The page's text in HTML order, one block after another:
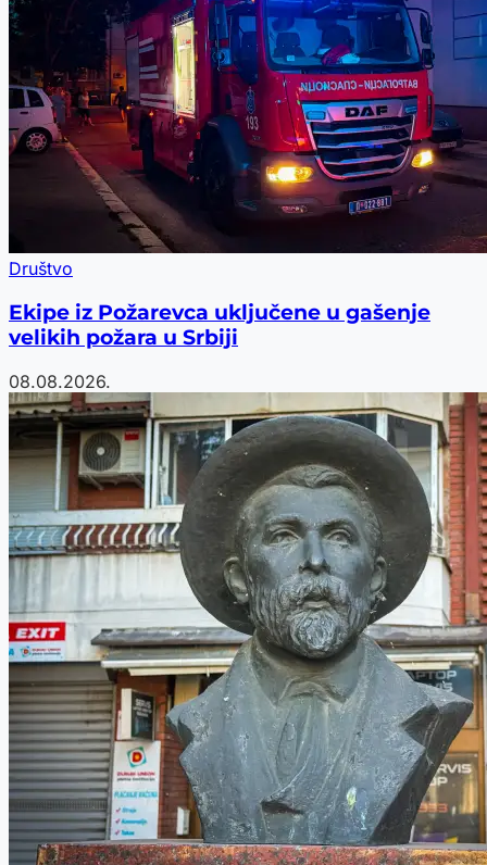
Društvo
Ekipe iz Požarevca uključene u gašenje
velikih požara u Srbiji
08.08.2026.